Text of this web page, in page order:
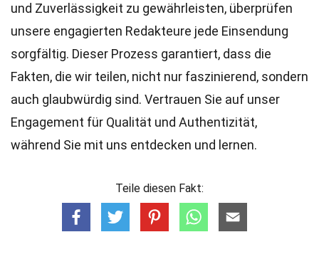
und Zuverlässigkeit zu gewährleisten, überprüfen
unsere engagierten Redakteure jede Einsendung
sorgfältig. Dieser Prozess garantiert, dass die
Fakten, die wir teilen, nicht nur faszinierend, sondern
auch glaubwürdig sind. Vertrauen Sie auf unser
Engagement für Qualität und Authentizität,
während Sie mit uns entdecken und lernen.
Teile diesen Fakt: